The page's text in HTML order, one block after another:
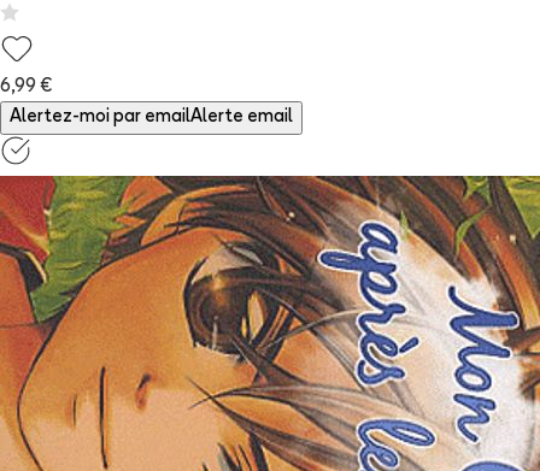
6,99 €
Alertez-moi par emailAlerte email